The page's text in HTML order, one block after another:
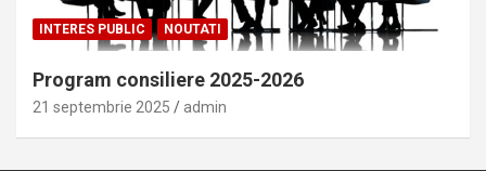
INTERES PUBLIC NOUTATI
Program consiliere 2025-2026
21 septembrie 2025 admin